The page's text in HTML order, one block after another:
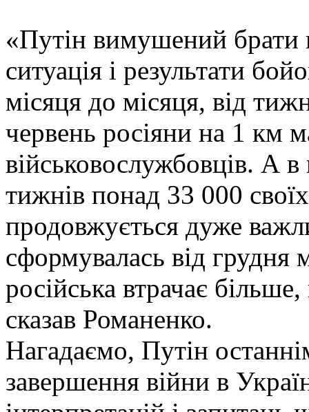
«Путін вимушений брати
ситуація і результати
місяця до місяця, від
червень росіяни на 1 км
військовослужбовців. А в
тижнів понад 33 000
продовжується дуже
сформувалась від грудня
російська втрачає
сказав Романенко.
Нагадаємо, Путін
завершення війни в